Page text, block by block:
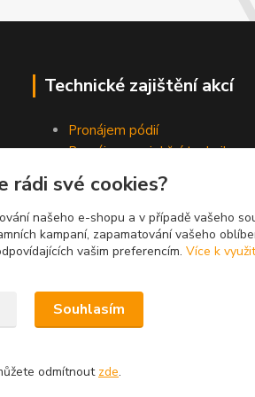
Technické zajištění akcí
Pronájem pódií
Pronájem projekční techniky
Pronájem osvětlovací techniky
Pronájem ozvučovací techniky
rádi své cookies?
našeho e-shopu a v případě vašeho
kampaní, zapamatování vašeho
vašim preferencím. Více k
Souhlasím
odmítnout zde.